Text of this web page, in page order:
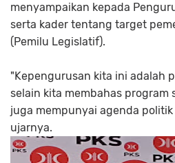
menyampaikan kepada
serta kader tentang target
(Pemilu Legislatif).
"Kepengurusan kita ini adalah
selain kita membahas program
juga mempunyai agenda
ujarnya.